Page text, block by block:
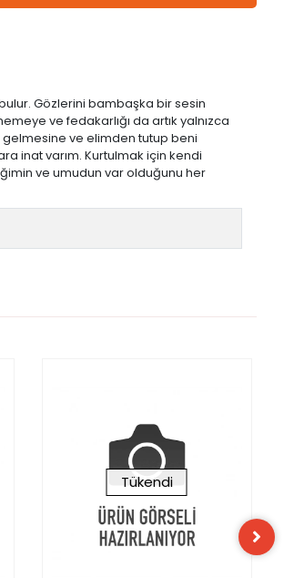
Gözlerini bambaşka bir sesin
ve fedakarlığı da artık yalnızca
ve elimden tutup beni
inat varım. Kurtulmak için kendi
ve umudun var olduğunu her
Tükendi